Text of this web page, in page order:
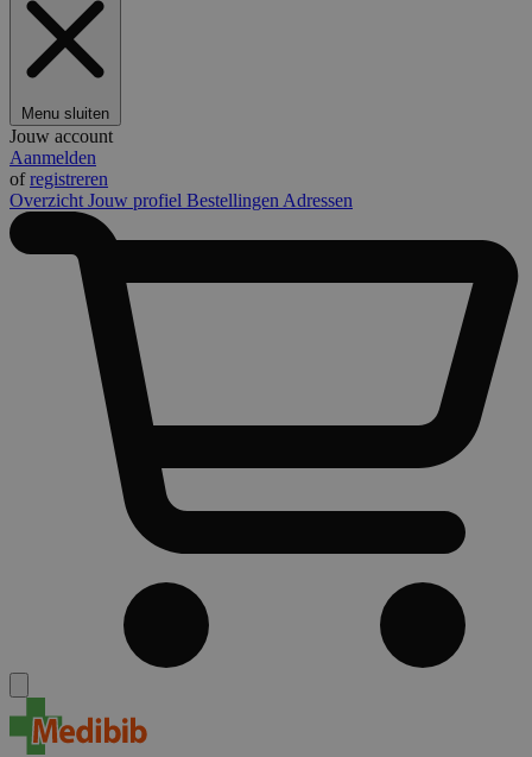
Menu sluiten
Jouw account
Aanmelden
ofregistreren
Overzicht Jouw profiel Bestellingen Adressen